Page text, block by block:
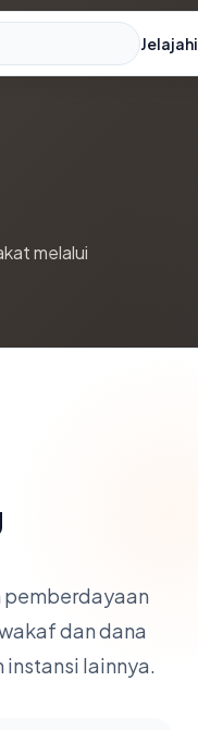
Jelajahi
melalui
dan dana
lainnya.